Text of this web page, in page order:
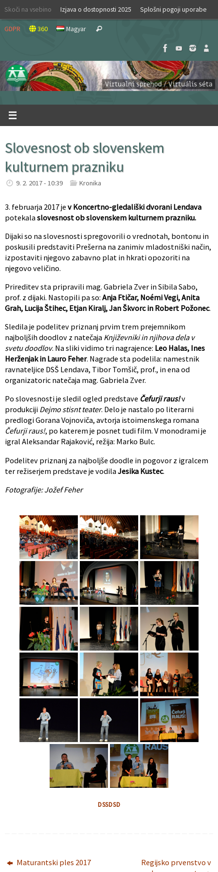
Skip
content
Skoči na vsebino Izjava o dostopnosti 2025 Splošni pogoji uporabe
GDPR 360 Magyar Search
Slovesnost ob slovenskem
kulturnem prazniku
9. 2. 2017 - 10:39 Kronika
3. februarja 2017 je v Koncertno-gledališki dvorani Lendava
potekalaslovesnost ob slovenskem kulturnem prazniku.
Dijaki so na slovesnosti spregovorili o vrednotah, bontonu in
poskusili predstaviti Prešerna na zanimiv mladostniški način,
izpostaviti njegovo zabavno plat in hkrati opozoriti na
njegovo veličino.
Prireditev sta pripravili mag. Gabriela Zver in Sibila Sabo,
prof. z dijaki. Nastopili pa so: Anja Ftičar, Noémi Vegi, Anita
Grah, Lucija Štihec, Etjan Kiralj, Jan Škvorc in Robert Požonec.
Sledila je podelitev priznanj prvim trem prejemnikom
najboljših doodlov z natečaja Književniki in njihova dela v
svetu doodlov. Na sliki vidimo tri nagrajence: Leo Halas, Ines
Herženjak in Lauro Feher. Nagrade sta podelila: namestnik
ravnateljice DSŠ Lendava, Tibor Tomšič, prof., in ena od
organizatoric natečaja mag. Gabriela Zver.
Po slovesnosti je sledil ogled predstave Čefurji raus!v
produkciji Dejmo stisnt teater. Delo je nastalo po literarni
predlogi Gorana Vojnoviča, avtorja istoimenskega romana
Čefurji raus!, po katerem je posnet tudi film. V monodrami je
igral Aleksandar Rajaković, režija: Marko Bulc.
Podelitev priznanj za najboljše doodle in pogovor z igralcem
ter režiserjem predstave je vodilaJesika Kustec.
Fotografije: Jožef Feher
DSSDSD
Maturantski ples 2017
Regijsko prvenstvo v